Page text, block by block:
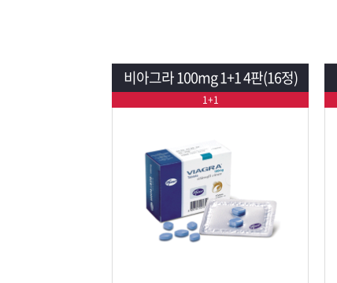
비아그라 100mg 1+1 4판(16정)
1+1